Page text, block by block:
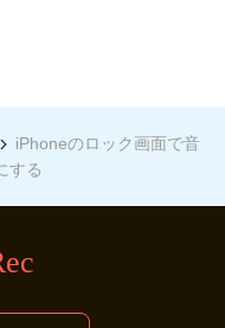
iPhoneのロック画面で音
する